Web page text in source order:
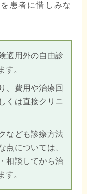
患者に惜しみな
適用外の自由診
す。
、費用や治療回
くは直接クリニ
なども診療方法
点については、
相談してから治
す。